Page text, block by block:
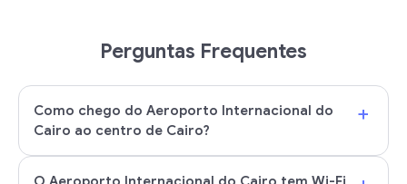
Perguntas Frequentes
Como chego do Aeroporto Internacional do
Cairo ao centro de Cairo?
+